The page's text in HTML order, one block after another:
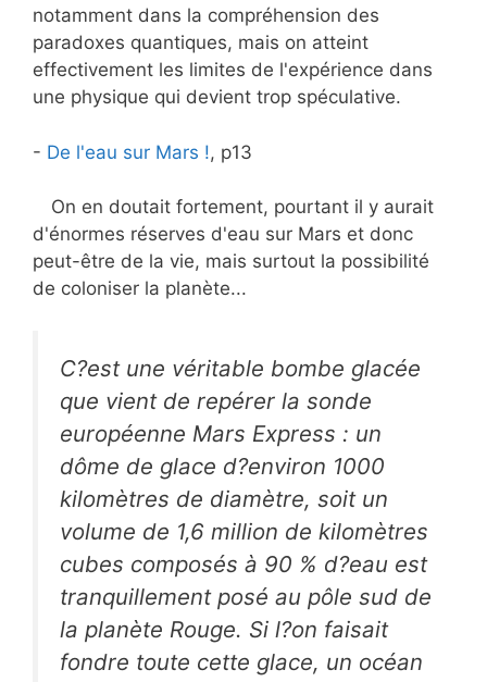
notamment dans la compréhension des
paradoxes quantiques, mais on atteint
effectivement les limites de l'expérience dans
une physique qui devient trop spéculative.
- De l'eau sur Mars !, p13
On en doutait fortement, pourtant il y aurait
d'énormes réserves d'eau sur Mars et donc
peut-être de la vie, mais surtout la possibilité
de coloniser la planète...
C?est une véritable bombe glacée
que vient de repérer la sonde
européenne Mars Express : un
dôme de glace d?environ 1000
kilomètres de diamètre, soit un
volume de 1,6 million de kilomètres
cubes composés à 90 % d?eau est
tranquillement posé au pôle sud de
la planète Rouge. Si l?on faisait
fondre toute cette glace, un océan